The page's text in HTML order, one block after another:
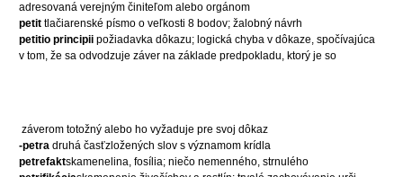
adresovaná verejným činiteľom alebo orgánom
petit tlačiarenské písmo o veľkosti 8 bodov; žalobný návrh
petitio principii požiadavka dôkazu; logická chyba v dôkaze, spočívajúca
v tom, že sa odvodzuje záver na základe predpokladu, ktorý je so
záverom totožný alebo ho vyžaduje pre svoj dôkaz
-petra druhá časťzložených slov s významom krídla
petrefaktskamenelina, fosília; niečo nemenného, strnulého